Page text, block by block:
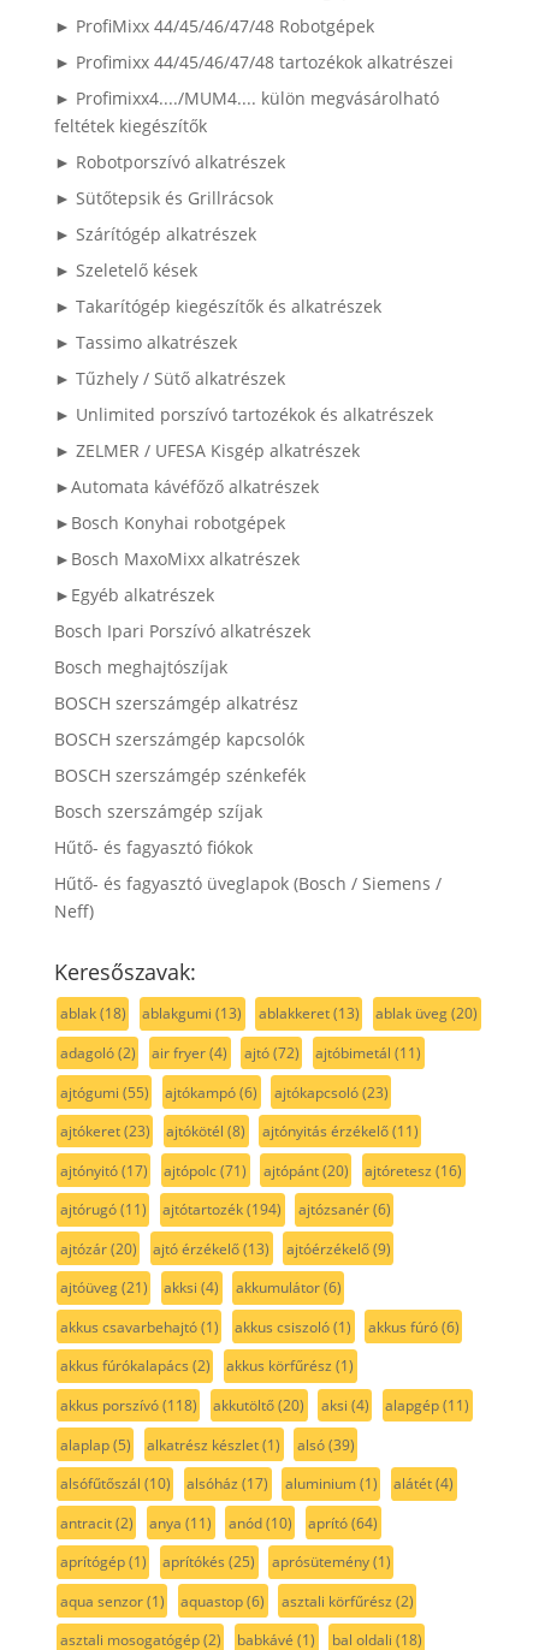
► ProfiMixx 44/45/46/47/48 Robotgépek
► Profimixx 44/45/46/47/48 tartozékok alkatrészei
► Profimixx4..../MUM4.... külön megvásárolható
feltétek kiegészítők
► Robotporszívó alkatrészek
► Sütőtepsik és Grillrácsok
► Szárítógép alkatrészek
► Szeletelő kések
► Takarítógép kiegészítők és alkatrészek
► Tassimo alkatrészek
► Tűzhely / Sütő alkatrészek
► Unlimited porszívó tartozékok és alkatrészek
► ZELMER / UFESA Kisgép alkatrészek
►Automata kávéfőző alkatrészek
►Bosch Konyhai robotgépek
►Bosch MaxoMixx alkatrészek
►Egyéb alkatrészek
Bosch Ipari Porszívó alkatrészek
Bosch meghajtószíjak
BOSCH szerszámgép alkatrész
BOSCH szerszámgép kapcsolók
BOSCH szerszámgép szénkefék
Bosch szerszámgép szíjak
Hűtő- és fagyasztó fiókok
Hűtő- és fagyasztó üveglapok (Bosch / Siemens /
Neff)
Keresőszavak:
ablak(18) ablakgumi (13) ablakkeret(13) ablak üveg(20)
adagoló(2) air fryer(4) ajtó(72) ajtóbimetál (11)
ajtógumi (55) ajtókampó(6) ajtókapcsoló(23)
ajtókeret(23) ajtókötél (8) ajtónyitás érzékelő(11)
ajtónyitó(17) ajtópolc(71) ajtópánt(20) ajtóretesz (16)
ajtórugó(11) ajtótartozék(194) ajtózsanér(6)
ajtózár(20) ajtó érzékelő(13) ajtóérzékelő(9)
ajtóüveg(21) akksi (4) akkumulátor(6)
akkus csavarbehajtó(1) akkus csiszoló(1) akkus fúró(6)
akkus fúrókalapács (2) akkus körfűrész (1)
akkus porszívó(118) akkutöltő(20) aksi (4) alapgép(11)
alaplap(5) alkatrész készlet(1) alsó(39)
alsófűtőszál (10) alsóház (17) aluminium(1) alátét(4)
antracit(2) anya (11) anód(10) aprító(64)
aprítógép(1) aprítókés (25) aprósütemény(1)
aqua senzor(1) aquastop(6) asztali körfűrész (2)
asztali mosogatógép(2) babkávé (1) bal oldali (18)